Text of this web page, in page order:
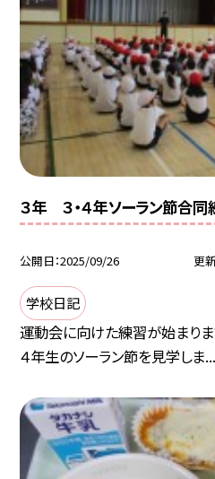
３年 ３・４年ソーラン節合同
公開日 2025/09/26 更
学校日記
運動会に向けた練習が始まり
４年生のソーラン節を見学しま...